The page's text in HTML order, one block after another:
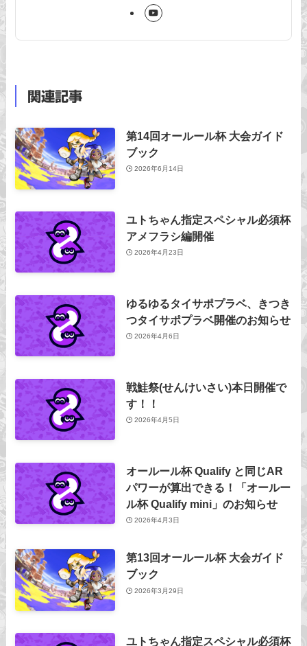
関連記事
第14回オールール杯 大会ガイド
ブック
2026年6月14日
ユトちゃん指定スペシャル必須杯
アメフラシ編開催
2026年4月23日
ゆるゆるタイサポプラベ、きつき
つタイサポプラベ開催のお知らせ
2026年4月6日
戦鮭祭(せんけいさい)本日開催で
す！！
2026年4月5日
オールール杯 Qualify と同じAR
パワーが算出できる！「オールー
ル杯 Qualify mini」のお知らせ
2026年4月3日
第13回オールール杯 大会ガイド
ブック
2026年3月29日
ユトちゃん指定スペシャル必須杯